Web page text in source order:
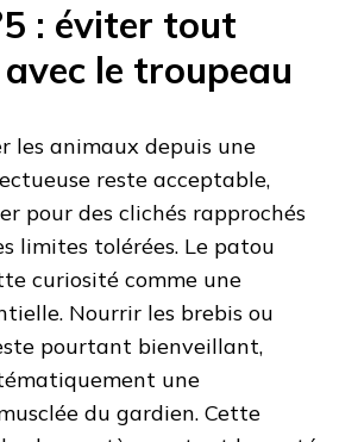
: éviter tout
le troupeau
les animaux depuis une
reste acceptable,
pour des clichés rapprochés
limites tolérées. Le patou
curiosité comme une
Nourrir les brebis ou
pourtant bienveillant,
une
du gardien. Cette